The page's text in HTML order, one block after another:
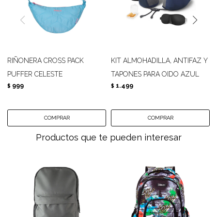
RIÑONERA CROSS PACK
PUFFER CELESTE
$ 999
KIT ALMOHADILLA, ANTIFAZ Y
TAPONES PARA OIDO AZUL
$ 1.499
Productos que te pueden interesar